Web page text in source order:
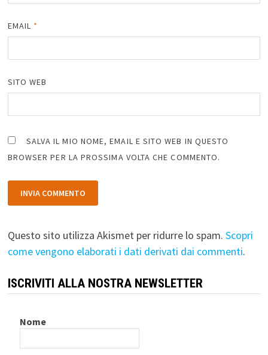
EMAIL *
SITO WEB
SALVA IL MIO NOME, EMAIL E SITO WEB IN QUESTO
BROWSER PER LA PROSSIMA VOLTA CHE COMMENTO.
Questo sito utilizza Akismet per ridurre lo spam. Scopri
come vengono elaborati i dati derivati dai commenti.
ISCRIVITI ALLA NOSTRA NEWSLETTER
Nome